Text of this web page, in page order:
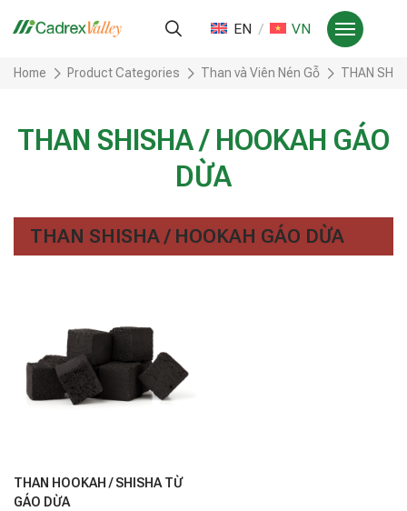
EN VN
Home Product Categories Than và Viên Nén Gỗ THAN
THAN SHISHA / HOOKAH GÁO
DỪA
THAN SHISHA / HOOKAH GÁO DỪA
THAN HOOKAH / SHISHA TỪ
GÁO DỪA